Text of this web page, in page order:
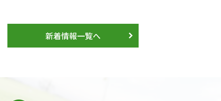
新着情報一覧へ